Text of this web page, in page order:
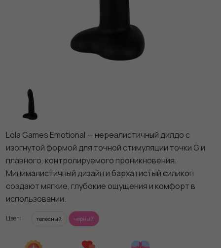
Lola Games Emotional — нереалистичный дилдо с
изогнутой формой для точной стимуляции точки G и
плавного, контролируемого проникновения.
Минималистичный дизайн и бархатистый силикон
создают мягкие, глубокие ощущения и комфорт в
использовании.
Цвет: телесный черный